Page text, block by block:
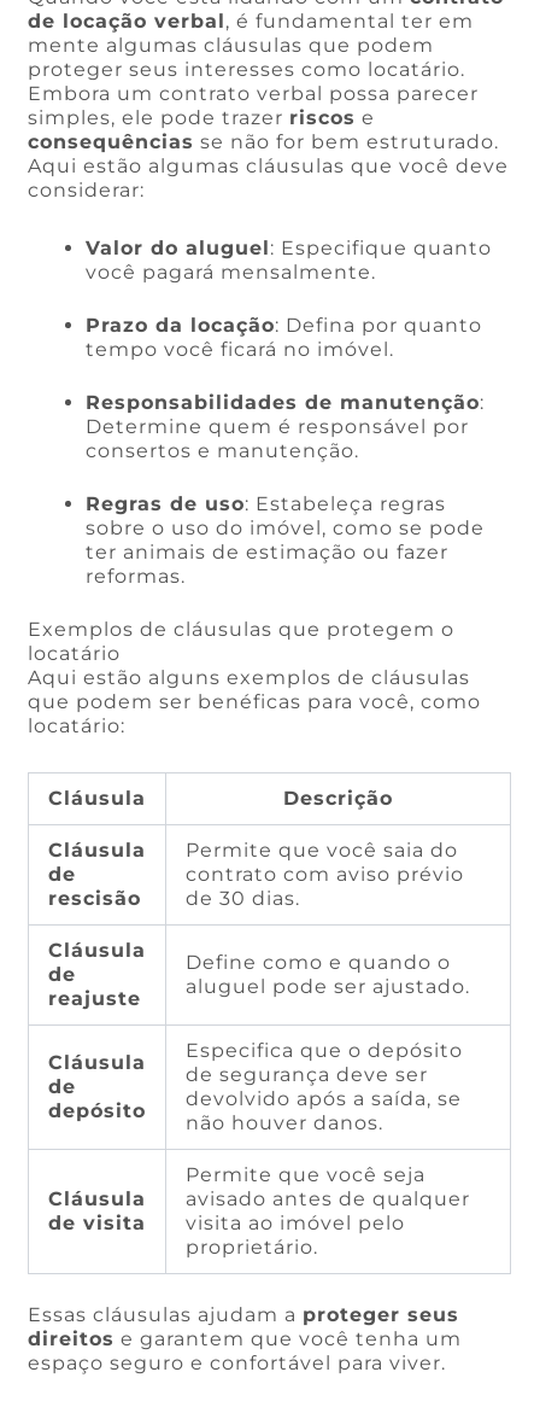
de locação verbal, é fundamental ter em
mente algumas cláusulas que podem
proteger seus interesses como locatário.
Embora um contrato verbal possa parecer
simples, ele pode trazer riscos e
consequências se não for bem estruturado.
Aqui estão algumas cláusulas que você deve
considerar:
Valor do aluguel: Especifique quanto
você pagará mensalmente.
Prazo da locação: Defina por quanto
tempo você ficará no imóvel.
Responsabilidades de manutenção:
Determine quem é responsável por
consertos e manutenção.
Regras de uso: Estabeleça regras
sobre o uso do imóvel, como se pode
ter animais de estimação ou fazer
reformas.
Exemplos de cláusulas que protegem o
locatário
Aqui estão alguns exemplos de cláusulas
que podem ser benéficas para você, como
locatário:
Cláusula Descrição
Cláusula
de
rescisão
Permite que você saia do
contrato com aviso prévio
de 30 dias.
Cláusula
de
reajuste
Define como e quando o
aluguel pode ser ajustado.
Cláusula
de
depósito
Especifica que o depósito
de segurança deve ser
devolvido após a saída, se
não houver danos.
Cláusula
de visita
Permite que você seja
avisado antes de qualquer
visita ao imóvel pelo
proprietário.
Essas cláusulas ajudam a proteger seus
direitos e garantem que você tenha um
espaço seguro e confortável para viver.